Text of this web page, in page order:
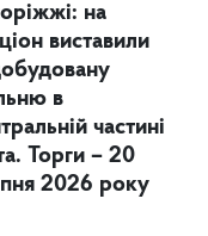
на
виставили
в
частині
Торги – 20
2026 року